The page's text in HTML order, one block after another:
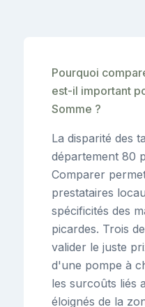
Pourquoi
est-il important
Somme ?
La disparité des
département 80
Comparer
prestataires
spécificités des
picardes. Trois
valider le juste
d'une pompe à
les surcoûts liés
éloignés de la